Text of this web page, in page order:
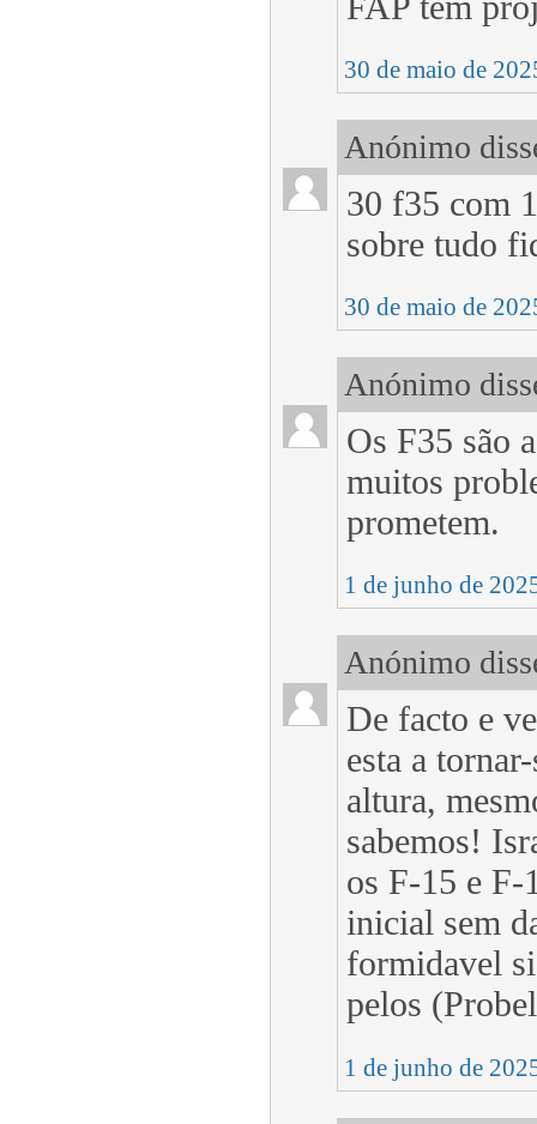
30 de maio de
Anónimo
30 f35 com
sobre tudo
30 de maio de
Anónimo
Os F35 são
muitos
prometem.
1 de junho de
Anónimo
De facto e
esta a
altura,
sabemos!
os F-15 e
inicial sem
formidavel
pelos
1 de junho de